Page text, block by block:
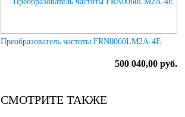
Преобразователь частоты FRN0060LM2A-4E
500 040,00 руб.
СМОТРИТЕ ТАКЖЕ